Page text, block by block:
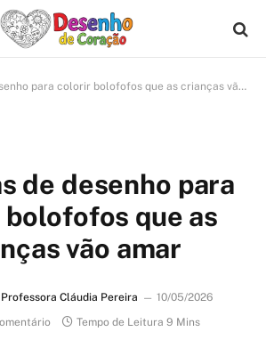
para colorir bolofofos que as crianças vão amar
de desenho para
que as
vão amar
Professora Cláudia Pereira
10/05/2026
Tempo de Leitura 9 Mins